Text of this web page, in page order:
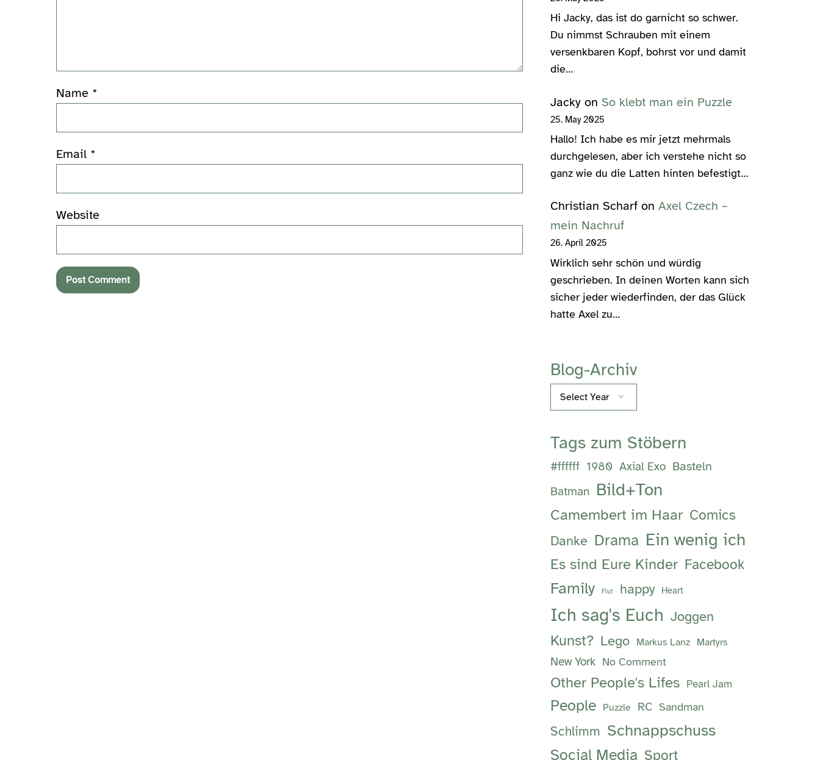
Name *
Email *
Website
Hi Jacky, das ist do garnicht so schwer.
Du nimmst Schrauben mit einem
versenkbaren Kopf, bohrst vor und damit
die…
Jackyon So klebt man ein Puzzle
25. May 2025
Hallo! Ich habe es mir jetzt mehrmals
durchgelesen, aber ich verstehe nicht so
ganz wie du die Latten hinten befestigt…
Christian Scharfon Axel Czech –
mein Nachruf
26. April 2025
Wirklich sehr schön und würdig
geschrieben. In deinen Worten kann sich
sicher jeder wiederfinden, der das Glück
hatte Axel zu…
Blog-Archiv
Archives
Tags zum Stöbern
#ffffff 1980 Axial Exo Basteln
Batman Bild+Ton
Camembert im Haar Comics
Danke Drama Ein wenig ich
Es sind Eure Kinder Facebook
Family Flut happy Heart
Ich sag's Euch Joggen
Kunst? Lego Markus Lanz Martyrs
New York No Comment
Other People's Lifes Pearl Jam
People Puzzle RC Sandman
Schlimm Schnappschuss
Social Media Sport